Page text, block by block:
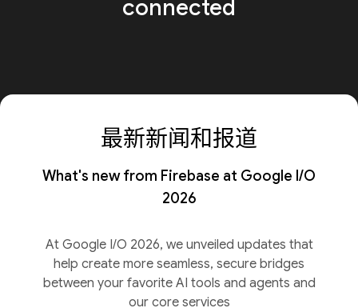
connected
最新新闻和报道
What's new from Firebase at Google I/O
2026
At Google I/O 2026, we unveiled updates that
help create more seamless, secure bridges
between your favorite AI tools and agents and
our core services